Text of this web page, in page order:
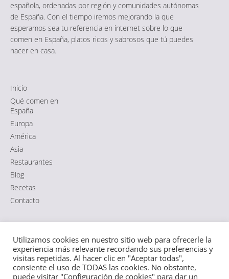
española, ordenadas por región y comunidades autónomas
de España. Con el tiempo iremos mejorando la que
esperamos sea tu referencia en internet sobre lo que
comen en España, platos ricos y sabrosos que tú puedes
hacer en casa.
Inicio
Qué comen en
España
Europa
América
Asia
Restaurantes
Blog
Recetas
Contacto
Política de Privacidad RGPD|Sitemap HTML ·Sitemap XML
Utilizamos cookies en nuestro sitio web para ofrecerle la
experiencia más relevante recordando sus preferencias y
visitas repetidas. Al hacer clic en "Aceptar todas",
consiente el uso de TODAS las cookies. No obstante,
puede visitar "Configuración de cookies" para dar un